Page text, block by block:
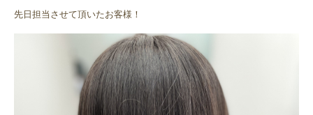
先日担当させて頂いたお客様！